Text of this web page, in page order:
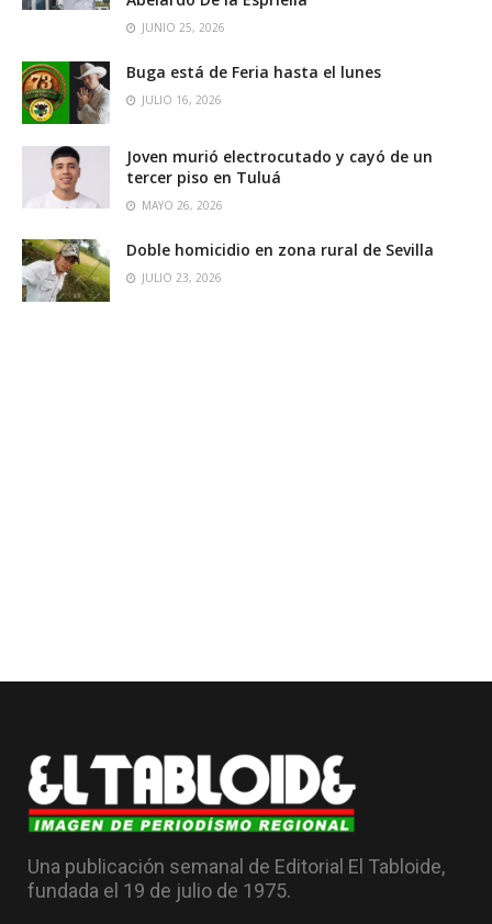
JUNIO 25, 2026
Buga está de Feria hasta el lunes
JULIO 16, 2026
Joven murió electrocutado y cayó de un
tercer piso en Tuluá
MAYO 26, 2026
Doble homicidio en zona rural de Sevilla
JULIO 23, 2026
Una publicación semanal de Editorial El Tabloide,
fundada el 19 de julio de 1975.